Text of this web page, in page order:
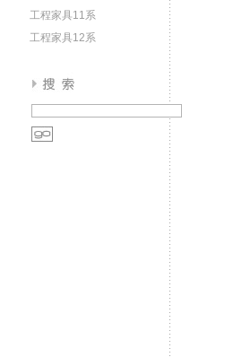
工程家具11系
工程家具12系